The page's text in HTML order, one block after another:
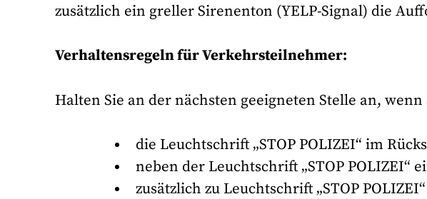
zusätzlich ein greller Sirenenton (YELP-Signal) die
Verhaltensregeln für Verkehrsteilnehmer:
Halten Sie an der nächsten geeigneten Stelle an, wenn
die Leuchtschrift „STOP POLIZEI“ im
neben der Leuchtschrift „STOP POLIZEI“
zusätzlich zu Leuchtschrift „STOP